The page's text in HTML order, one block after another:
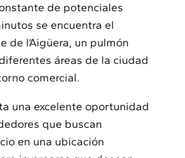
de potenciales
se encuentra el
de l’Aigüera, un pulmón
áreas de la ciudad
comercial.
una excelente oportunidad
que buscan
en una ubicación